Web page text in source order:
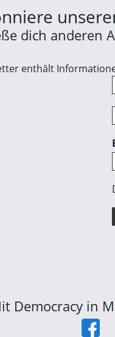
dich anderen
enthält
Democracy in